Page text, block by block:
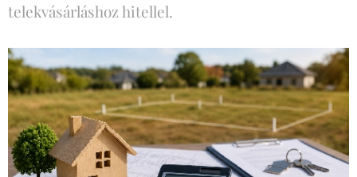
telekvásárláshoz hitellel.